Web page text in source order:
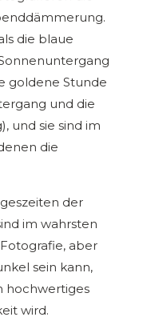
die blaue
goldene Stunde
und die
und sie sind im
die
der
im wahrsten
aber
sein kann,
hochwertiges
wird.